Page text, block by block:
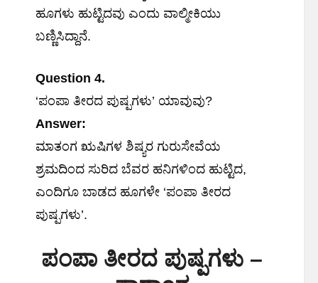
ಹೂಗಳು ಹುಟ್ಟಿದವು ಎಂದು ವಾಲ್ಮೀಕಿಯು
ಬಣ್ಣಿಸಿದ್ದಾನೆ.
Question 4.
‘ಪಂಪಾ ತೀರದ ಪುಷ್ಪಗಳು’ ಯಾವುವು?
Answer:
ಮಾತಂಗ ಋಷಿಗಳ ಶಿಷ್ಯರ ಗುರುಸೇವೆಯ
ಶ್ರಮದಿಂದ ಸುರಿದ ಬೆವರ ಹನಿಗಳಿಂದ ಹುಟ್ಟಿದ,
ಎಂದಿಗೂ ಬಾಡದ ಹೂಗಳೇ ‘ಪಂಪಾ ತೀರದ
ಪುಷ್ಪಗಳು’.
ಪಂಪಾ ತೀರದ ಪುಷ್ಪಗಳು –